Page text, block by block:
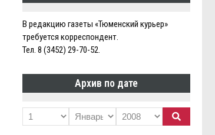
В редакцию газеты «Тюменский курьер»
требуется корреспондент.
Тел. 8 (3452) 29-70-52.
Архив по дате